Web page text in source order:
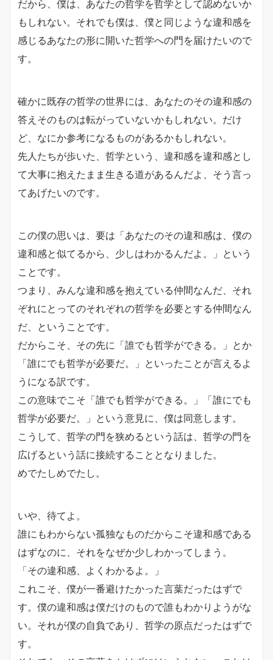
だから、僕は、あなたの哲学を哲学として認めないか
もしれない。それでも僕は、 僕と同じような違和感を
感じるあなたの形に開いた哲学への門を届けたいので
す。
確かに既存の哲学の世界には、 あなたのその違和感の
答えそのものは転がっていないかもしれない。だけ
ど、 なにか参考になるものがあるかもしれない。
先人たちが歩いた、哲学という、 違和感を違和感とし
て大事に抱えたまま生きる道があるんだよ、 そう言っ
てあげたいのです。
この僕の思いは、要は「あなたのその違和感は、 僕の
違和感と似てるから、少しはわかるんだよ。」という
ことです。
つまり、みんな違和感を抱えている仲間なんだ、それ
ぞれにとってのそれぞれの哲学を必要とする仲間なん
だ、ということです。
だからこそ、その先に「誰でも哲学ができる。」とか
「誰にでも哲学が必要だ。」 といったことが言えるよ
うになる訳です。
この意味でこそ「誰でも哲学ができる。」「誰にでも
哲学が必要だ。」という意見に、僕は同意します。
こうして、哲学の門を狭めるという話は、 哲学の門を
広げるという話に接続することとなりました。
めでたしめでたし。
いや、待てよ。
誰にもわからない孤独なものだからこそ違和感である
はずなのに、 それをなぜか少しわかってしまう。
「その違和感、よくわかるよ。」
これこそ、僕が一番避けたかった言葉だったはずで
す。 僕の違和感は僕だけのもので誰もわかりようがな
い。 それが僕の自負であり、哲学の原点だったはずで
す。